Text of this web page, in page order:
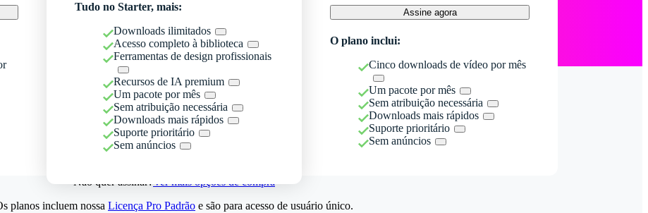
Tudo no Starter, mais:
Downloads ilimitados
Acesso completo à biblioteca
Ferramentas de design profissionais
Recursos de IA premium
Um pacote por mês
Sem atribuição necessária
Downloads mais rápidos
Suporte prioritário
Sem anúncios
Assine agora
O plano inclui:
Cinco downloads de vídeo por mês
Um pacote por mês
Sem atribuição necessária
Downloads mais rápidos
Suporte prioritário
Sem anúncios
Não quer assinar?Ver mais opções de compra
planos incluem nossa Licença Pro Padrão e são para acesso de usuário único.